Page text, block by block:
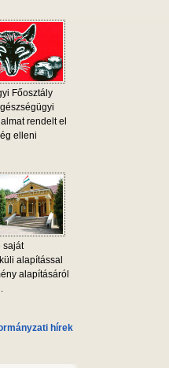
Főosztály
rendelt el
elleni
saját
alapítással
alapításáról
hírek